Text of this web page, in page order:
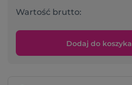
Wartość brutto:
Dodaj do koszyka